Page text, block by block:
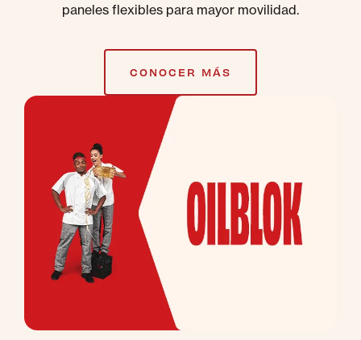
paneles flexibles para mayor movilidad.
CONOCER MÁS